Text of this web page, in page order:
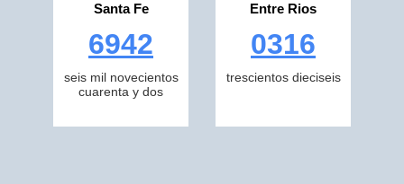
Santa Fe
6942
seis mil novecientos
cuarenta y dos
Entre Rios
0316
trescientos dieciseis